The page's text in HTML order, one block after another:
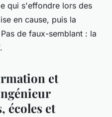
qui s'effondre lors des
en cause, puis la
de faux-semblant : la
et
écoles et